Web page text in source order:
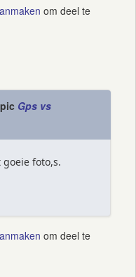
om deel te
Gps vs
foto,s.
om deel te